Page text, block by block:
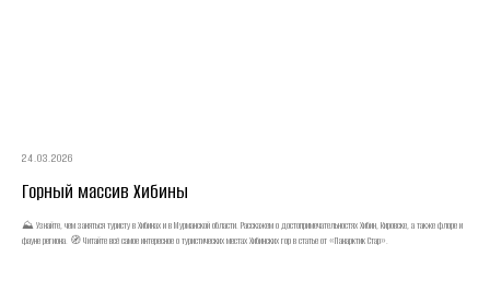
24.03.2026
Горный массив Хибины
⛰️ Узнайте, чем заняться туристу в Хибинах и в Мурманской области. Расскажем о достопримечательностях Хибин, Кировске, а также флоре и
фауне региона. 🧭 Читайте всё самое интересное о туристических местах Хибинских гор в статье от «Панарктик Стар».